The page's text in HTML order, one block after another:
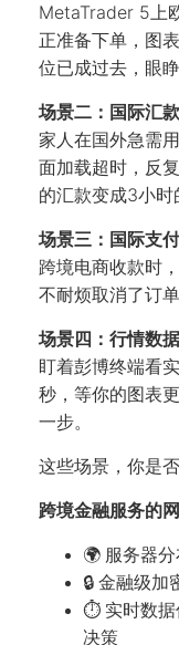
MetaTrader 5上
正准备下单，图
位已成过去，眼
场景二：国际汇
家人在国外急需
面加载超时，反
的汇款变成3小时
场景三：国际支
跨境电商收款时
不耐烦取消了订
场景四：行情数
盯着彭博终端看
秒，等你的图表
一步。
这些场景，你是
跨境金融服务的
🌍 服务器
🔒 金融级
⏱️ 实时数据
决策